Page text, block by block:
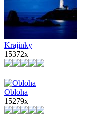
Krajinky
15372x
Obloha
15279x